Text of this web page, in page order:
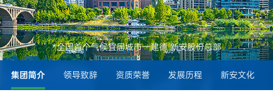
*全国首个气候宜居城市一建德 新安股份总部
集团简介 领导致辞 资质荣誉 发展历程 新安文化